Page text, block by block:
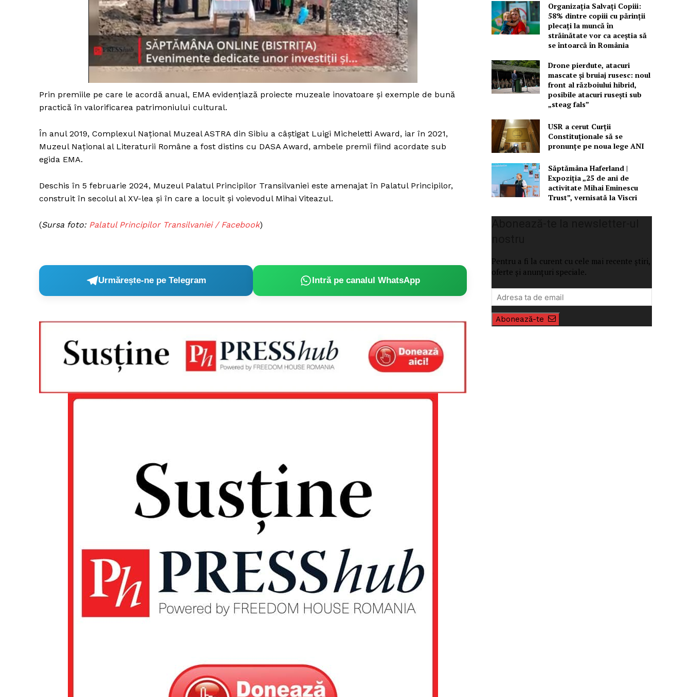
Un proiect
FREEDOM HOUSE
Proiecte editoriale
Rețea
Contact
Prin premiile pe care le acordă anual, EMA evidenţiază proiecte muzeale inovatoare şi exemple de bună
practică în valorificarea patrimoniului cultural.
În anul 2019, Complexul Naţional Muzeal ASTRA din Sibiu a câştigat Luigi Micheletti Award, iar în 2021,
Muzeul Naţional al Literaturii Române a fost distins cu DASA Award, ambele premii fiind acordate sub
egida EMA.
Deschis în 5 februarie 2024, Muzeul Palatul Principilor Transilvaniei este amenajat în Palatul Principilor,
construit în secolul al XV-lea şi în care a locuit şi voievodul Mihai Viteazul.
(Sursa foto: Palatul Principilor Transilvaniei / Facebook)
Urmărește-ne pe Telegram Intră pe canalul WhatsApp
Organizația Salvați Copiii:
58% dintre copiii cu părinții
plecați la muncă în
străinătate vor ca aceștia să
se întoarcă în România
Drone pierdute, atacuri
mascate și bruiaj rusesc: noul
front al războiului hibrid,
posibile atacuri rusești sub
„steag fals”
USR a cerut Curții
Constituționale să se
pronunțe pe noua lege ANI
Săptămâna Haferland |
Expoziţia „25 de ani de
activitate Mihai Eminescu
Trust”, vernisată la Viscri
Pentru a fi la curent cu cele mai recente știri,
oferte și anunțuri speciale.
Abonează-te